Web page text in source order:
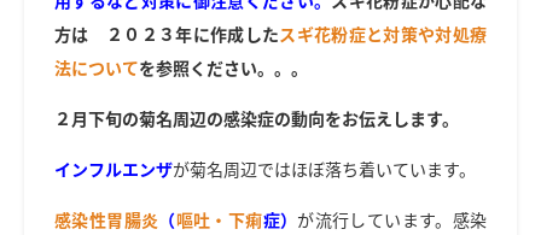
方は ２０２３年に作成したスギ花粉症と対策や対処療
法についてを参照ください。。。
２月下旬の菊名周辺の感染症の動向をお伝えします。
インフルエンザが菊名周辺ではほぼ落ち着いています。
感染性胃腸炎 （嘔吐・ 下痢症） が流行しています。感染